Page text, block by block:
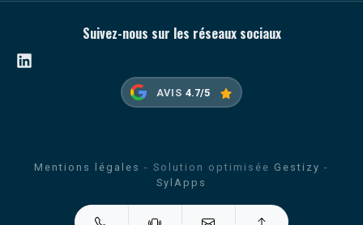
Suivez-nous sur les réseaux sociaux
AVIS 4.7/5
Mentions légales - Solution optimisée Gestizy -
SylApps